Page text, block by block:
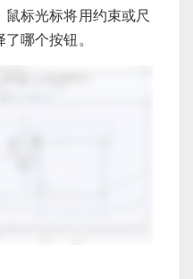
标光标将用约束或尺
哪个按钮。